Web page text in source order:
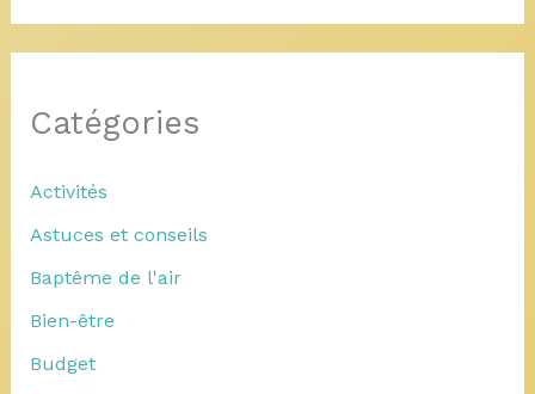
Catégories
Activités
Astuces et conseils
Baptême de l'air
Bien-être
Budget